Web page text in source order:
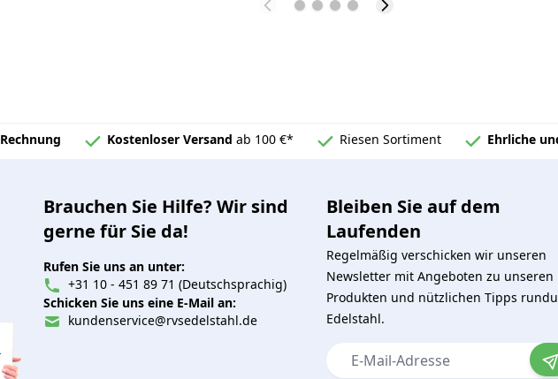
Rechnung Kostenloser Versand ab 100 €* Riesen Sortiment Ehrliche
Brauchen Sie Hilfe? Wir sind
gerne für Sie da!
Rufen Sie uns an unter:
+31 10 - 451 89 71 (Deutschsprachig)
Schicken Sie uns eine E-Mail an:
kundenservice@rvsedelstahl.de
Bleiben Sie auf dem
Laufenden
Regelmäßig verschicken wir unseren
Newsletter mit Angeboten zu unseren
Produkten und nützlichen Tipps
Edelstahl.
E-Mail-Adresse